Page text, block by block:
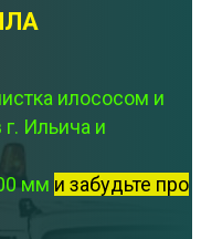
илососом и
Ильича и
мм и забудьте про